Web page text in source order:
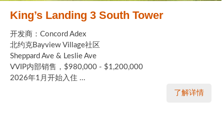
King’s Landing 3 South Tower
开发商：Concord Adex
北约克Bayview Village社区
Sheppard Ave & Leslie Ave
VVIP内部销售，$980,000 - $1,200,000
2026年1月开始入住 ...
了解详情